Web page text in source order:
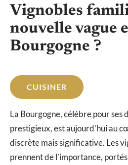
Vignobles
nouvelle vague
Bourgogne ?
CUISINER
La Bourgogne, célèbre pour ses
prestigieux, est aujourd’hui au
discrète mais significative. Les
prennent de l’importance,